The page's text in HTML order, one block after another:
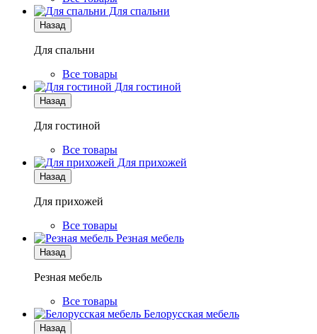
Для спальни
Назад
Для спальни
Все товары
Для гостиной
Назад
Для гостиной
Все товары
Для прихожей
Назад
Для прихожей
Все товары
Резная мебель
Назад
Резная мебель
Все товары
Белорусская мебель
Назад